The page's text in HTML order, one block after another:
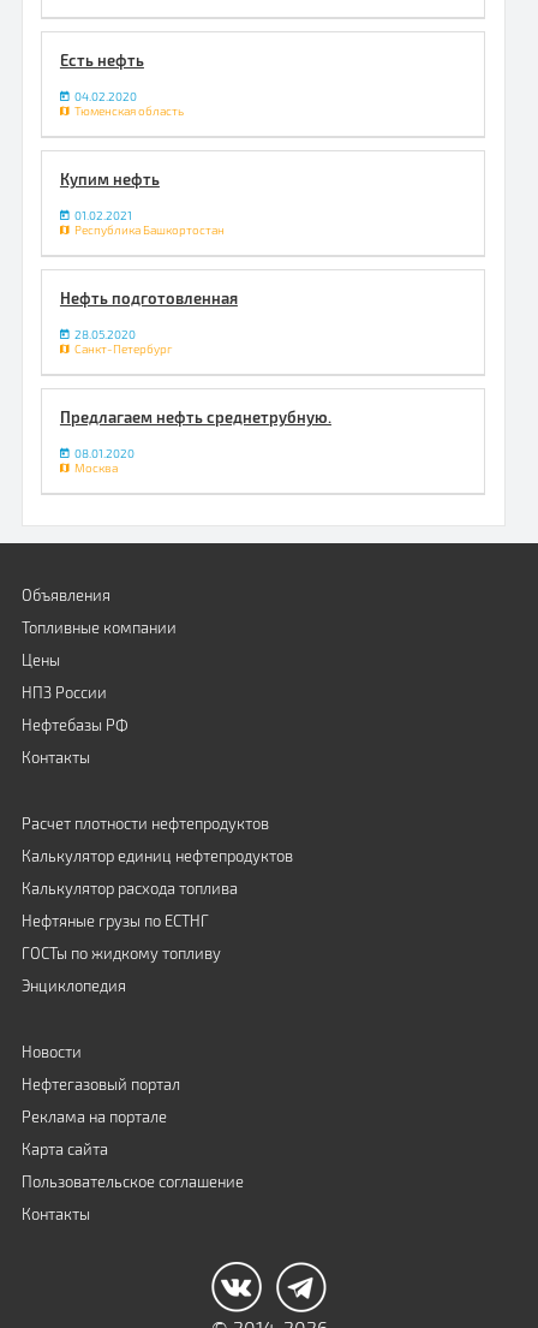
Есть нефть
04.02.2020
Тюменская область
Купим нефть
01.02.2021
Республика Башкортостан
Нефть подготовленная
28.05.2020
Санкт-Петербург
Предлагаем нефть среднетрубную.
08.01.2020
Москва
Объявления
Топливные компании
Цены
НПЗ России
Нефтебазы РФ
Контакты
Расчет плотности нефтепродуктов
Калькулятор единиц нефтепродуктов
Калькулятор расхода топлива
Нефтяные грузы по ЕСТНГ
ГОСТы по жидкому топливу
Энциклопедия
Новости
Нефтегазовый портал
Реклама на портале
Карта сайта
Пользовательское соглашение
Контакты